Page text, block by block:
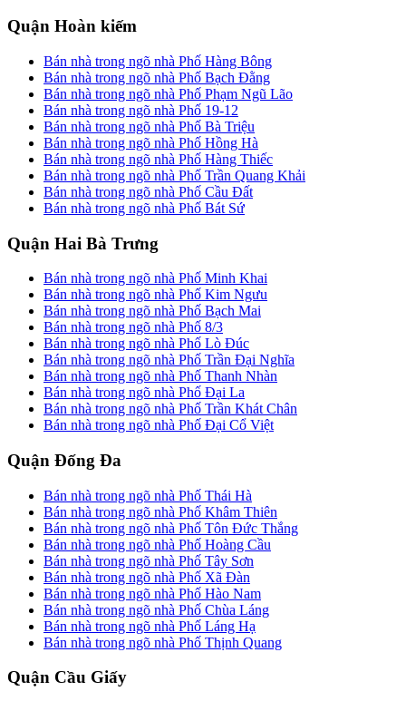
Quận Hoàn kiếm
Bán nhà trong ngõ nhà Phố Hàng Bông
Bán nhà trong ngõ nhà Phố Bạch Đằng
Bán nhà trong ngõ nhà Phố Phạm Ngũ Lão
Bán nhà trong ngõ nhà Phố 19-12
Bán nhà trong ngõ nhà Phố Bà Triệu
Bán nhà trong ngõ nhà Phố Hồng Hà
Bán nhà trong ngõ nhà Phố Hàng Thiếc
Bán nhà trong ngõ nhà Phố Trần Quang Khải
Bán nhà trong ngõ nhà Phố Cầu Đất
Bán nhà trong ngõ nhà Phố Bát Sứ
Quận Hai Bà Trưng
Bán nhà trong ngõ nhà Phố Minh Khai
Bán nhà trong ngõ nhà Phố Kim Ngưu
Bán nhà trong ngõ nhà Phố Bạch Mai
Bán nhà trong ngõ nhà Phố 8/3
Bán nhà trong ngõ nhà Phố Lò Đúc
Bán nhà trong ngõ nhà Phố Trần Đại Nghĩa
Bán nhà trong ngõ nhà Phố Thanh Nhàn
Bán nhà trong ngõ nhà Phố Đại La
Bán nhà trong ngõ nhà Phố Trần Khát Chân
Bán nhà trong ngõ nhà Phố Đại Cổ Việt
Quận Đống Đa
Bán nhà trong ngõ nhà Phố Thái Hà
Bán nhà trong ngõ nhà Phố Khâm Thiên
Bán nhà trong ngõ nhà Phố Tôn Đức Thắng
Bán nhà trong ngõ nhà Phố Hoàng Cầu
Bán nhà trong ngõ nhà Phố Tây Sơn
Bán nhà trong ngõ nhà Phố Xã Đàn
Bán nhà trong ngõ nhà Phố Hào Nam
Bán nhà trong ngõ nhà Phố Chùa Láng
Bán nhà trong ngõ nhà Phố Láng Hạ
Bán nhà trong ngõ nhà Phố Thịnh Quang
Quận Cầu Giấy